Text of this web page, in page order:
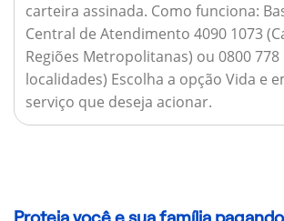
carteira assinada. Como funciona:
Central de Atendimento 4090 1073
Regiões Metropolitanas) ou 0800 778
localidades) Escolha a opção Vida e
serviço que deseja acionar.